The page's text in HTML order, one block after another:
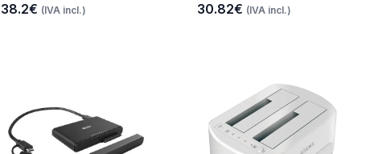
38.2€ (IVA incl.) 30.82€ (IVA incl.)